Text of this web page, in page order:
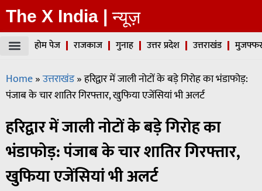
The X India | न्यूज़
होम पेज राजकाज गुनाह उत्तर प्रदेश उत्तराखंड
Home»उत्तराखंड»हरिद्वार में जाली नोटों के बड़े गिरोह का भंडाफोड़:
पंजाब के चार शातिर गिरफ्तार, खुफिया एजेंसियां भी अलर्ट
हरिद्वार में जाली नोटों के बड़े गिरोह का
भंडाफोड़: पंजाब के चार शातिर गिरफ्तार,
खुफिया एजेंसियां भी अलर्ट